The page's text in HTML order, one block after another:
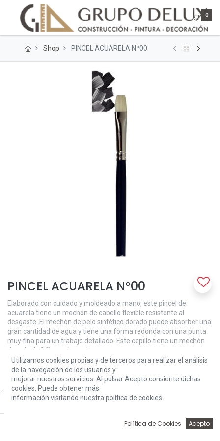
Price:
Add to Cart
0
Shop PINCEL ACUARELA Nº00
PINCEL ACUARELA Nº00
Elaborado con cuidado y moldeado a mano, este pincel de
acuarela tiene un mechón de cabello flexible resistente al
desgaste. El mechón de pelo sintético dorado puede absorber una
gran cantidad de agua y tiene una forma redonda con una punta
muy fina para un trabajo detallado. Este cepillo tiene un mechón
de pelo de 1,8 mm de ancho.
2,50€
Utilizamos cookies propias y de terceros para realizar el análisis
de la navegación de los usuarios y
mejorar nuestros servicios. Al pulsar Acepto consiente dichas
cookies. Puede obtener más
información visitando nuestra política de cookies.
Política de Cookies Acepto